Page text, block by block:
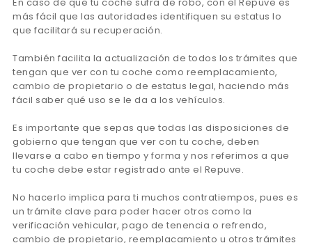
más fácil que las autoridades identifiquen su estatus lo
que facilitará su recuperación.
También facilita la actualización de todos los trámites que
tengan que ver con tu coche como reemplacamiento,
cambio de propietario o de estatus legal, haciendo más
fácil saber qué uso se le da a los vehículos.
Es importante que sepas que todas las disposiciones de
gobierno que tengan que ver con tu coche, deben
llevarse a cabo en tiempo y forma y nos referimos a que
tu coche debe estar registrado ante el Repuve.
No hacerlo implica para ti muchos contratiempos, pues es
un trámite clave para poder hacer otros como la
verificación vehicular, pago de tenencia o refrendo,
cambio de propietario, reemplacamiento u otros trámites